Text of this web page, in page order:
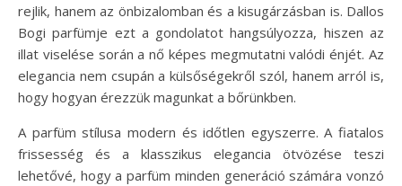
rejlik, hanem az önbizalomban és a kisugárzásban is. Dallos
Bogi parfümje ezt a gondolatot hangsúlyozza, hiszen az
illat viselése során a nő képes megmutatni valódi énjét. Az
elegancia nem csupán a külsőségekről szól, hanem arról is,
hogy hogyan érezzük magunkat a bőrünkben.
A parfüm stílusa modern és időtlen egyszerre. A fiatalos
frissesség és a klasszikus elegancia ötvözése teszi
lehetővé, hogy a parfüm minden generáció számára vonzó